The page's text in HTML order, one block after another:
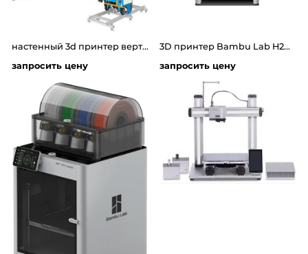
настенный 3d принтер вертикальные направляющие высота 2.5 метр - длина 6метров
запросить цену
3D принтер Bambu Lab H2D Combo
запросить цену